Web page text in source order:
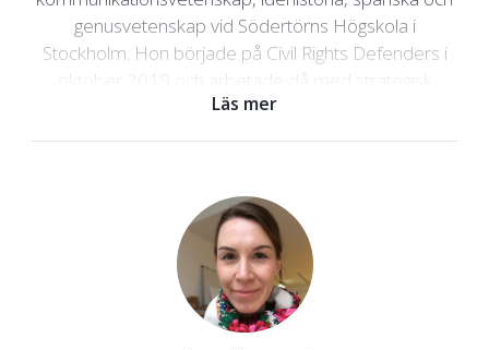
genusvetenskap vid Södertörns Högskola i
Stockholm. Hon började på Civil Rights Defenders i
oktober 2019 och arbetade då med strategisk
kommunikation och kampanjer. Catrin har lång
erfarenhet av att arbeta med kommunikation i
kommunikation, insamling och jämställdhetsfrågor i
andra svenska civilsamhällesorganisationer, bland
annat två år i Centralamerika med We Effect.
Läs mer